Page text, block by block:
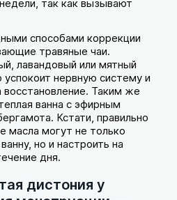
так как вызывают
способами коррекции
травяные чаи.
лавандовый или мятный
нервную систему и
восстановление. Таким же
ванна с эфирным
Кстати, правильно
масла могут не только
но и настроить на
дня.
дистония у